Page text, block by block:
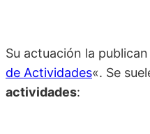
Su actuación la
de Actividades«. Se
actividades: